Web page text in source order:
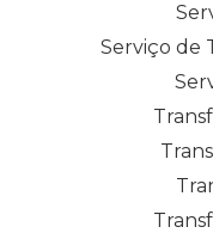
Serviço de